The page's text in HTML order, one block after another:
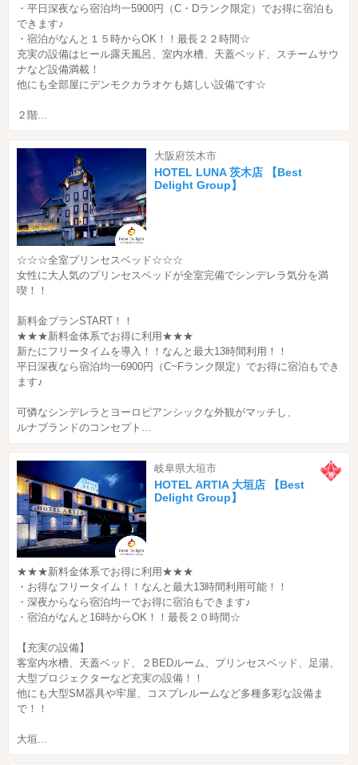
・平日深夜なら宿泊均一5900円（C・Dランク限定）でお得に宿泊も
できます♪
・宿泊がなんと１５時からOK！！最長２２時間☆
充実の設備はヒール露天風呂、室内水槽、天蓋ベッド、スチームサウ
ナなど設備満載！
他にも全部屋にデンモクカラオケも嬉しい設備です☆
２階...
大阪府茨木市
HOTEL LUNA 茨木店 【Best
Delight Group】
☆☆☆全室プリンセスベッド☆☆☆
女性に大人気のプリンセスベッドが全室完備でシンデレラ気分を満
喫！！
新料金プランSTART！！
★★★新料金体系でお得に利用★★★
新たにフリータイムを導入！！なんと最大13時間利用！！
平日深夜なら宿泊均一6900円（C~Fランク限定）でお得に宿泊もでき
ます♪
可憐なシンデレラとヨーロピアンシックな外観がマッチし、
ルナブランドのコンセプト...
岐阜県大垣市
HOTEL ARTIA 大垣店 【Best
Delight Group】
★★★新料金体系でお得に利用★★★
・お得なフリータイム！！なんと最大13時間利用可能！！
・深夜からなら宿泊均一でお得に宿泊もできます♪
・宿泊がなんと16時からOK！！最長２０時間☆
【充実の設備】
客室内水槽、天蓋ベッド、２BEDルーム、プリンセスベッド、足湯、
大型プロジェクターなど充実の設備！！
他にも大型SM器具や牢屋、コスプレルームなど多種多彩な設備ま
で！！
大垣...